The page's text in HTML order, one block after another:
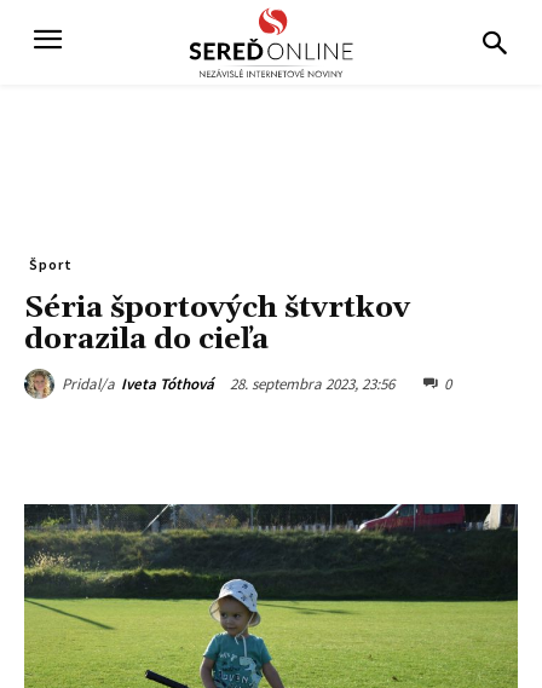
Šport
Séria športových štvrtkov
dorazila do cieľa
Pridal/a Iveta Tóthová 28. septembra 2023, 23:56 0